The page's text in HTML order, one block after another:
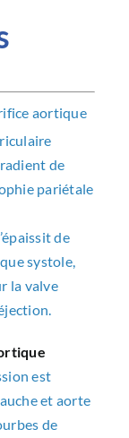
aortique
de
pariétale
de
systole,
la valve
est
et aorte
de